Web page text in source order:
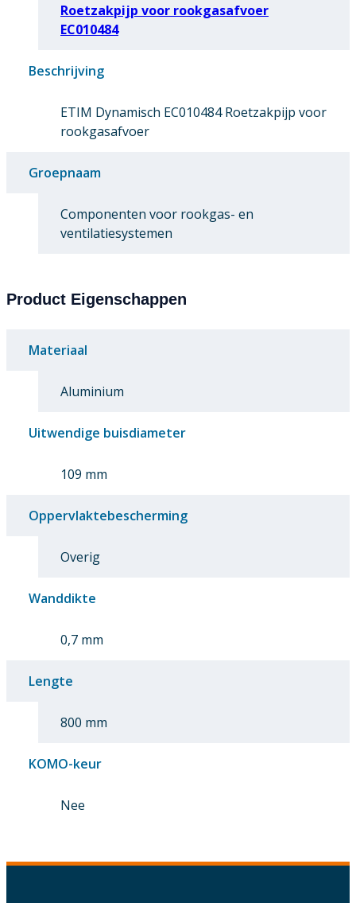
Roetzakpijp voor rookgasafvoer
EC010484
Beschrijving
ETIM Dynamisch EC010484 Roetzakpijp voor
rookgasafvoer
Groepnaam
Componenten voor rookgas- en
ventilatiesystemen
Product Eigenschappen
Materiaal
Aluminium
Uitwendige buisdiameter
109 mm
Oppervlaktebescherming
Overig
Wanddikte
0,7 mm
Lengte
800 mm
KOMO-keur
Nee